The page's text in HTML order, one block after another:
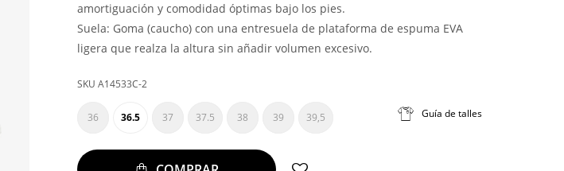
amortiguación y comodidad óptimas bajo los pies.
Suela: Goma (caucho) con una entresuela de plataforma de espuma EVA
ligera que realza la altura sin añadir volumen excesivo.
A14533C-2
36 36.5 37 37.5 38 39 39,5 Guía de talles